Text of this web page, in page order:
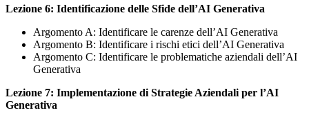
Lezione 6: Identificazione delle Sfide dell’AI Generativa
Argomento A: Identificare le carenze dell’AI Generativa
Argomento B: Identificare i rischi etici dell’AI Generativa
Argomento C: Identificare le problematiche aziendali dell’AI
Generativa
Lezione 7: Implementazione di Strategie Aziendali per l’AI
Generativa